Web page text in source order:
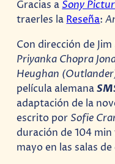
Gracias a Sony
traerles la Reseña:
Con dirección de
Priyanka Chopra
Heughan
película alemana
adaptación de la
escrito por Sofie
duración de 104
mayo en las salas